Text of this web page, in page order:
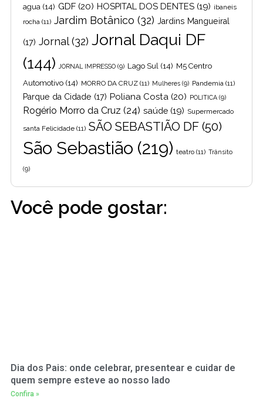
agua (14) GDF (20) HOSPITAL DOS DENTES (19) ibaneis
rocha (11) Jardim Botânico (32) Jardins Mangueiral
(17) Jornal(32) Jornal Daqui DF
(144)
JORNAL IMPRESSO (9) Lago Sul (14) M5 Centro
Automotivo (14) MORRO DA CRUZ (11) Mulheres (9) Pandemia (11)
Parque da Cidade (17) Poliana Costa (20) POLITICA (9)
Rogério Morro da Cruz (24) saúde (19) Supermercado
santa Felicidade (11) SÃO SEBASTIÃO DF (50)
São Sebastião (219) teatro (11) Trânsito
(9)
Você pode gostar:
Dia dos Pais: onde celebrar, presentear e cuidar de
quem sempre esteve ao nosso lado
Confira »